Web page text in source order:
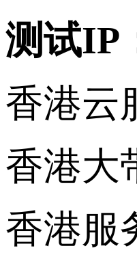
测试IP
香港云
香港大
香港服